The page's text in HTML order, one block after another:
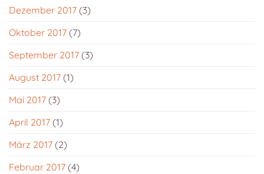
Dezember 2017 (3)
Oktober 2017 (7)
September 2017 (3)
August 2017 (1)
Mai 2017 (3)
April 2017 (1)
März 2017 (2)
Februar 2017 (4)